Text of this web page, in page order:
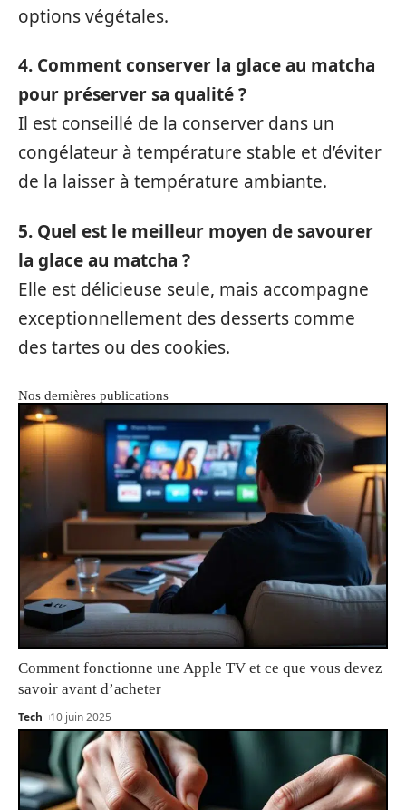
options végétales.
4. Comment conserver la glace au matcha
pour préserver sa qualité ?
Il est conseillé de la conserver dans un
congélateur à température stable et d’éviter
de la laisser à température ambiante.
5. Quel est le meilleur moyen de savourer
la glace au matcha ?
Elle est délicieuse seule, mais accompagne
exceptionnellement des desserts comme
des tartes ou des cookies.
Nos dernières publications
Comment fonctionne une Apple TV et ce que vous devez
savoir avant d’acheter
Tech 10 juin 2025